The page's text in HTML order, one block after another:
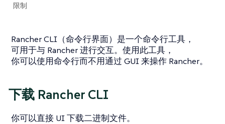
限制
Rancher CLI（命令行界面）是一个命令行工具，
可用于与 Rancher 进行交互。使用此工具，
你可以使用命令行而不用通过 GUI 来操作 Rancher。
下载 Rancher CLI
你可以直接 UI 下载二进制文件。